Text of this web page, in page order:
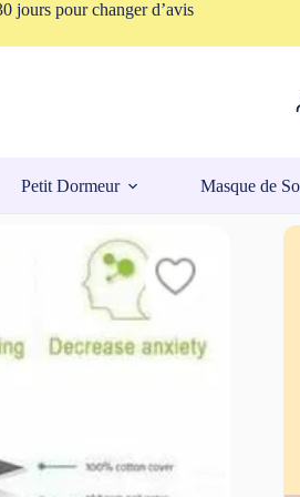
jours pour changer d’avis
Petit Dormeur Masque de